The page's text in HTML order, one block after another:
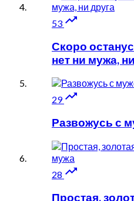
53 
Скоро
нет ни мужа,
29 
Развожусь с
28 
Простая,